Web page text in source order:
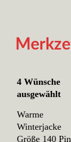
4 Wünsche
ausgewählt
Warme
Winterjacke
Größe 140